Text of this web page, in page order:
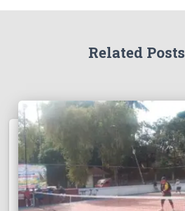
Related Posts